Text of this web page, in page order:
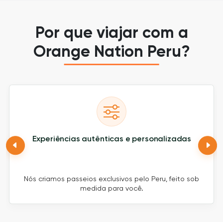
Por que viajar com a
Orange Nation Peru?
Experiências autênticas e personalizadas
Nós criamos passeios exclusivos pelo Peru, feito sob
medida para você.